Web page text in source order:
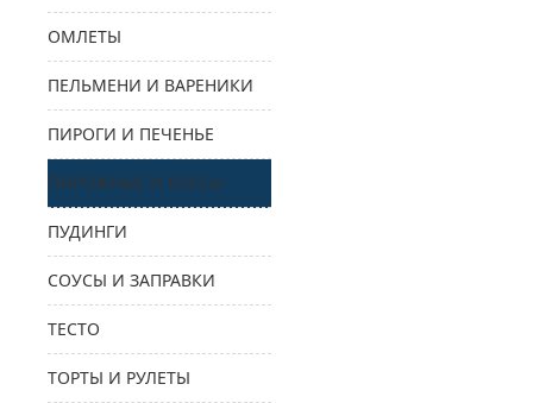
ОМЛЕТЫ
ПЕЛЬМЕНИ И ВАРЕНИКИ
ПИРОГИ И ПЕЧЕНЬЕ
ПИРОЖНЫЕ И КЕКСЫ
ПУДИНГИ
СОУСЫ И ЗАПРАВКИ
ТЕСТО
ТОРТЫ И РУЛЕТЫ